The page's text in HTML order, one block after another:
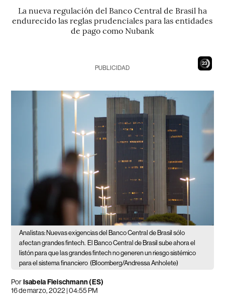
La nueva regulación del Banco Central de Brasil ha
endurecido las reglas prudenciales para las entidades
de pago como Nubank
21
PUBLICIDAD
Analistas: Nuevas exigencias del Banco Central de Brasil sólo
afectan grandes fintech. El Banco Central de Brasil sube ahora el
listón para que las grandes fintech no generen un riesgo sistémico
para el sistema financiero (Bloomberg/Andressa Anholete)
PorIsabela Fleischmann (ES)
16 de marzo, 2022 | 04:55 PM